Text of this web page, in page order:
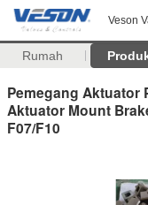
Veson
Rumah
Pemegang Aktuator
Aktuator Mount
F07/F10